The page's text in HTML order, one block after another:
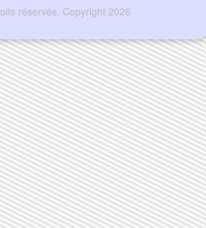
réservés. Copyright 2026